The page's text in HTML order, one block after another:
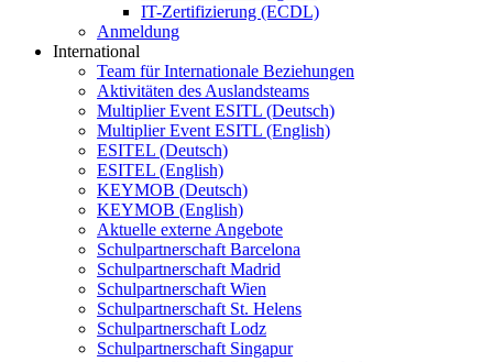
IT-Zertifizierung (ECDL)
Anmeldung
International
Team für Internationale Beziehungen
Aktivitäten des Auslandsteams
Multiplier Event ESITL (Deutsch)
Multiplier Event ESITL (English)
ESITEL (Deutsch)
ESITEL (English)
KEYMOB (Deutsch)
KEYMOB (English)
Aktuelle externe Angebote
Schulpartnerschaft Barcelona
Schulpartnerschaft Madrid
Schulpartnerschaft Wien
Schulpartnerschaft St. Helens
Schulpartnerschaft Lodz
Schulpartnerschaft Singapur